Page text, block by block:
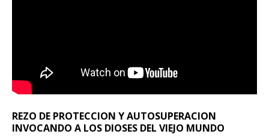
REZO DE PROTECCION Y AUTOSUPERACION
INVOCANDO A LOS DIOSES DEL VIEJO MUNDO